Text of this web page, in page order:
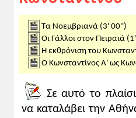
Τα Νοεμβριανά (3' 00'')
Οι Γάλλοι στον Πειραιά
Η εκθρόνιση του
Ο Κωνσταντίνος Α' ως
Σε αυτό το
να καταλάβει την